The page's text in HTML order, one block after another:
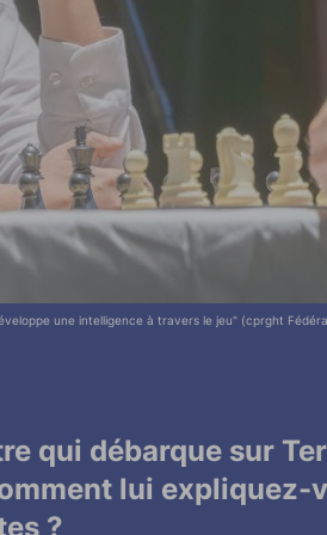
une intelligence à travers le jeu" (cprght
qui débarque sur
lui expliquez-
?